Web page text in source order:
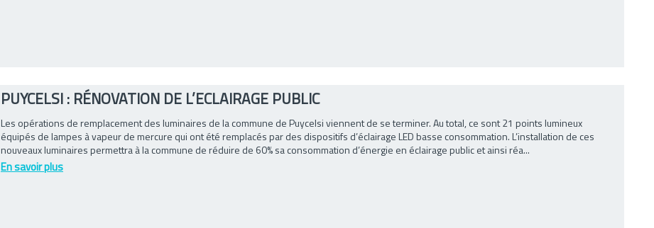
PUYCELSI : RÉNOVATION DE L’ECLAIRAGE PUBLIC
Les opérations de remplacement des luminaires de la commune de Puycelsi viennent de se terminer. Au total, ce sont 21 points lumineux
équipés de lampes à vapeur de mercure qui ont été remplacés par des dispositifs d’éclairage LED basse consommation. L’installation de ces
nouveaux luminaires permettra à la commune de réduire de 60% sa consommation d’énergie en éclairage public et ainsi réa...
En savoir plus